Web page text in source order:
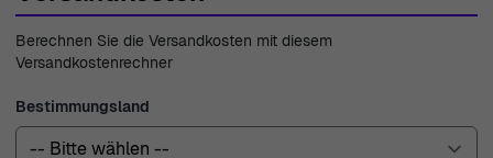
feine Uhren und Schmuck sind.
Berechnen Sie die Versandkosten mit diesem
Versandkostenrechner
Bestimmungsland